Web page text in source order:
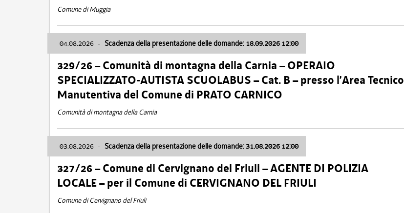
Comune di Muggia
04.08.2026 - Scadenza della presentazione delle domande: 18.09.2026 12:00
329/26 – Comunità di montagna della Carnia – OPERAIO
SPECIALIZZATO-AUTISTA SCUOLABUS – Cat. B – presso l’Area Tecnico
Manutentiva del Comune di PRATO CARNICO
Comunità di montagna della Carnia
03.08.2026 - Scadenza della presentazione delle domande: 31.08.2026 12:00
327/26 – Comune di Cervignano del Friuli – AGENTE DI POLIZIA
LOCALE – per il Comune di CERVIGNANO DEL FRIULI
Comune di Cervignano del Friuli